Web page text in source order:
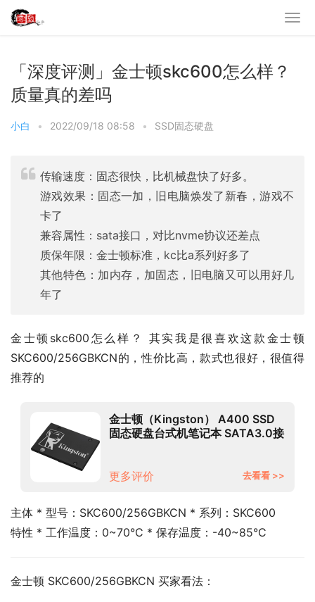
「深度评测」金士顿skc600怎么样？
质量真的差吗
小白 • 2022/09/18 08:58 • SSD固态硬盘
传输速度：固态很快，比机械盘快了好多。
游戏效果：固态一加，旧电脑焕发了新春，游戏不
卡了
兼容属性：sata接口，对比nvme协议还差点
质保年限：金士顿标准，kc比a系列好多了
其他特色：加内存，加固态，旧电脑又可以用好几
年了
金士顿skc600怎么样？ 其实我是很喜欢这款金士顿
SKC600/256GBKCN的，性价比高，款式也很好，很值得
推荐的
金士顿（Kingston） A400 SSD
固态硬盘台式机笔记本 SATA3.0接
更多评价 去看看 >>
主体 * 型号：SKC600/256GBKCN * 系列：SKC600
特性 * 工作温度：0~70°C * 保存温度：-40~85°C
金士顿 SKC600/256GBKCN 买家看法：